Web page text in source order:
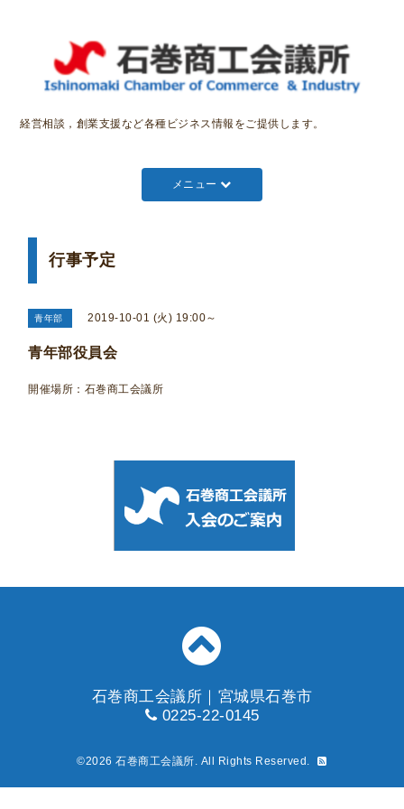
経営相談，創業支援など各種ビジネス情報をご提供します。
メニュー
行事予定
青年部 2019-10-01 (火) 19:00～
青年部役員会
開催場所：石巻商工会議所
石巻商工会議所｜宮城県石巻市
0225-22-0145
©2026石巻商工会議所. All Rights Reserved.